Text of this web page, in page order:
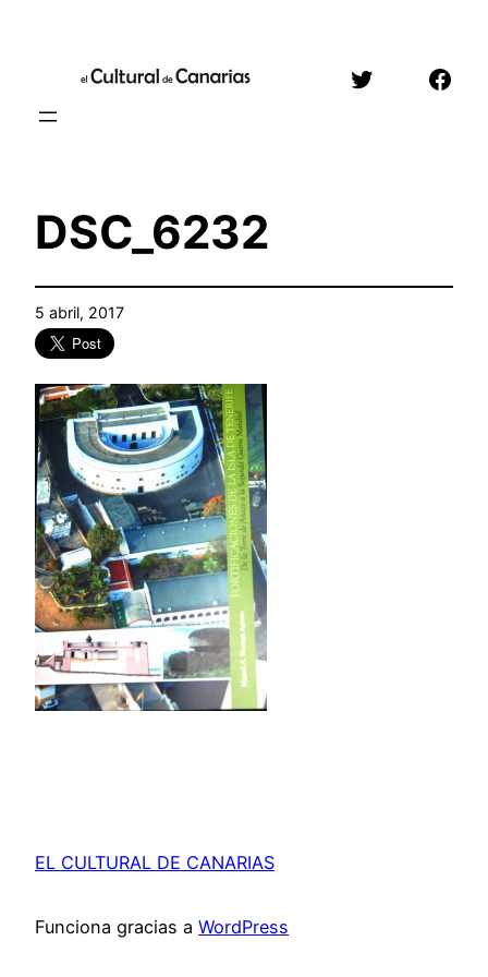
contenido
Twitter
DSC_6232
5 abril, 2017
EL CULTURAL DE CANARIAS
Funciona gracias a WordPress